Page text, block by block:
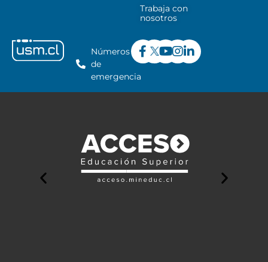
Trabaja con
nosotros
Números
de
emergencia